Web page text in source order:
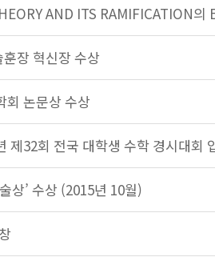
AND ITS RAMIFICATION의
장 혁신장 수상
회 논문상 수상
제32회 전국 대학생 수학 경시대회
상’ 수상 (2015년 10월)